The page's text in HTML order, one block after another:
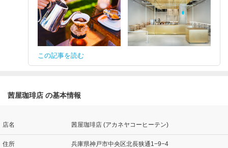
この記事を読む
茜屋珈琲店 の基本情報
店名 茜屋珈琲店 (アカネヤコーヒーテン)
住所 兵庫県神戸市中央区北長狭通1−9−4